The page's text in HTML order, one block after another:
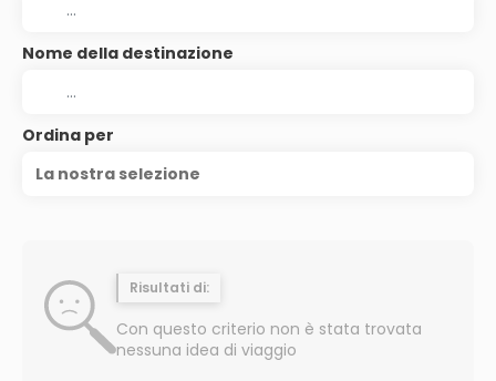
Nome della destinazione
Ordina per
La nostra selezione
Risultati di:
Con questo criterio non è stata trovata
nessuna idea di viaggio